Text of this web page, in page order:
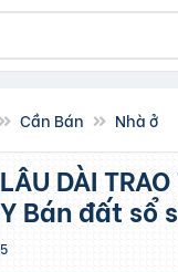
Cần Bán Nhà ở
Bán đất